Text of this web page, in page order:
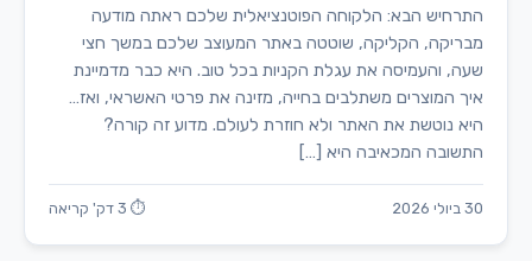
התרחיש הבא: הלקוחה הפוטנציאלית שלכם ראתה מודעה
מבריקה, הקליקה, שוטטה באתר המעוצב שלכם במשך חצי
שעה, והעמיסה את עגלת הקניות בכל טוב. היא כבר מדמיינת
איך המוצרים משתלבים בחייה, מזינה את פרטי האשראי, ואז…
היא נוטשת את האתר ולא חוזרת לעולם. מדוע זה קורה?
התשובה המכאיבה היא […]
30 ביולי 2026 ⏱ 3 דק' קריאה